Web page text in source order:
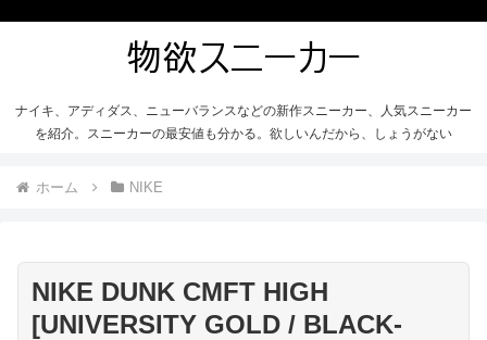
ナイキ、アディダス、ニューバランスなどの新作スニーカー、人気スニーカー
を紹介。スニーカーの最安値も分かる。欲しいんだから、しょうがない
ホーム NIKE
NIKE DUNK CMFT HIGH
[UNIVERSITY GOLD / BLACK-